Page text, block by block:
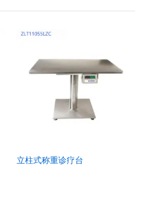
立柱式称重诊疗台